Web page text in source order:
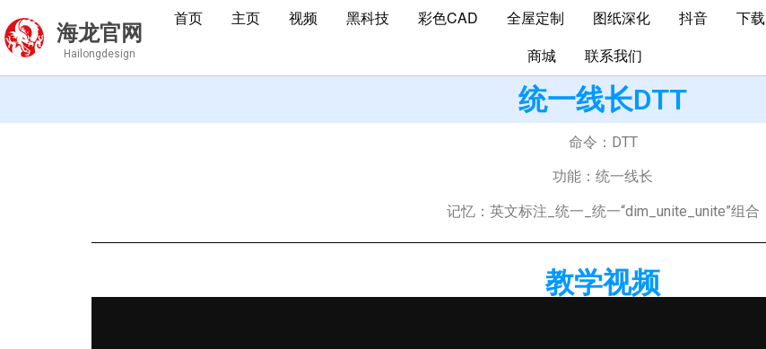
海龙官网
Hailongdesign
首页 主页 视频 黑科技 彩色CAD 全屋定制 图纸深化 抖音 下载
商城
联系我们
统一线长DTT
命令：DTT
功能：统一线长
记忆：英文标注_统一_统一“dim_unite_unite”组合
教学视频